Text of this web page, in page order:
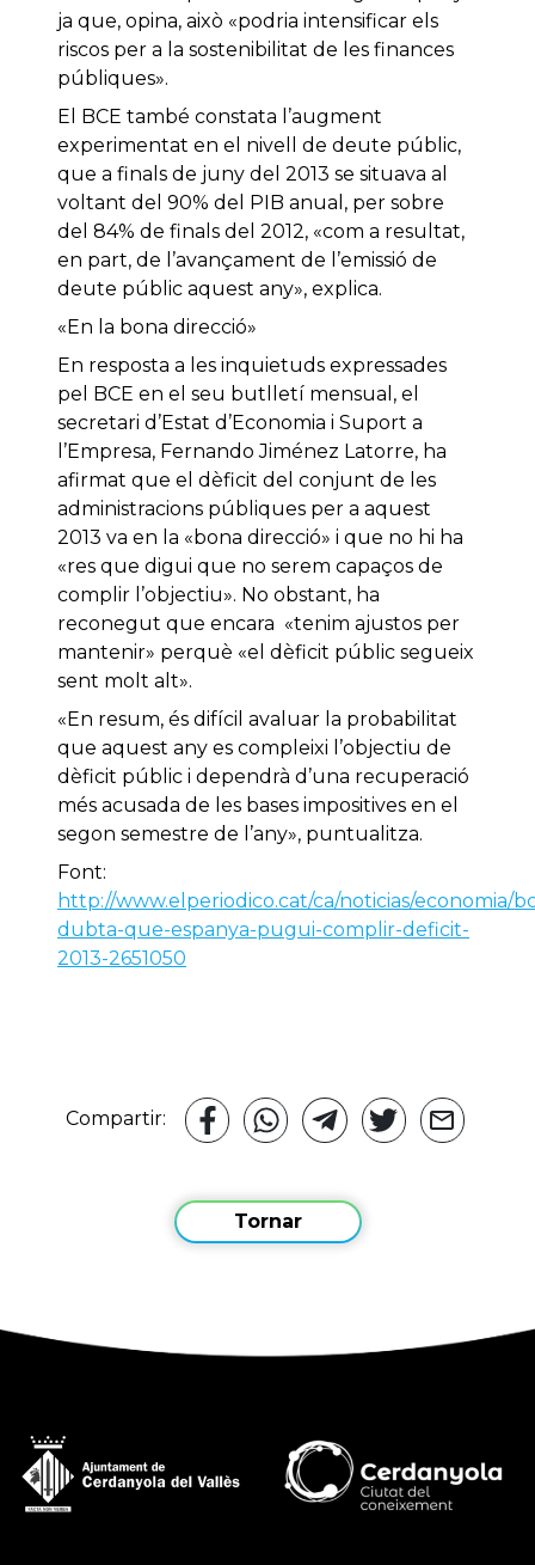
ja que, opina, això «podria intensificar els
riscos per a la sostenibilitat de les finances
públiques».
El BCE també constata l’augment
experimentat en el nivell de deute públic,
que a finals de juny del 2013 se situava al
voltant del 90% del PIB anual, per sobre
del 84% de finals del 2012, «com a resultat,
en part, de l’avançament de l’emissió de
deute públic aquest any», explica.
«En la bona direcció»
En resposta a les inquietuds expressades
pel BCE en el seu butlletí mensual, el
secretari d’Estat d’Economia i Suport a
l’Empresa, Fernando Jiménez Latorre, ha
afirmat que el dèficit del conjunt de les
administracions públiques per a aquest
2013 va en la «bona direcció» i que no hi ha
«res que digui que no serem capaços de
complir l’objectiu». No obstant, ha
reconegut que encara «tenim ajustos per
mantenir» perquè «el dèficit públic segueix
sent molt alt».
«En resum, és difícil avaluar la probabilitat
que aquest any es compleixi l’objectiu de
dèficit públic i dependrà d’una recuperació
més acusada de les bases impositives en el
segon semestre de l’any», puntualitza.
Font:
http://www.elperiodico.cat/ca/noticias/economia/
dubta-que-espanya-pugui-complir-deficit-
2013-2651050
Compartir:
Tornar